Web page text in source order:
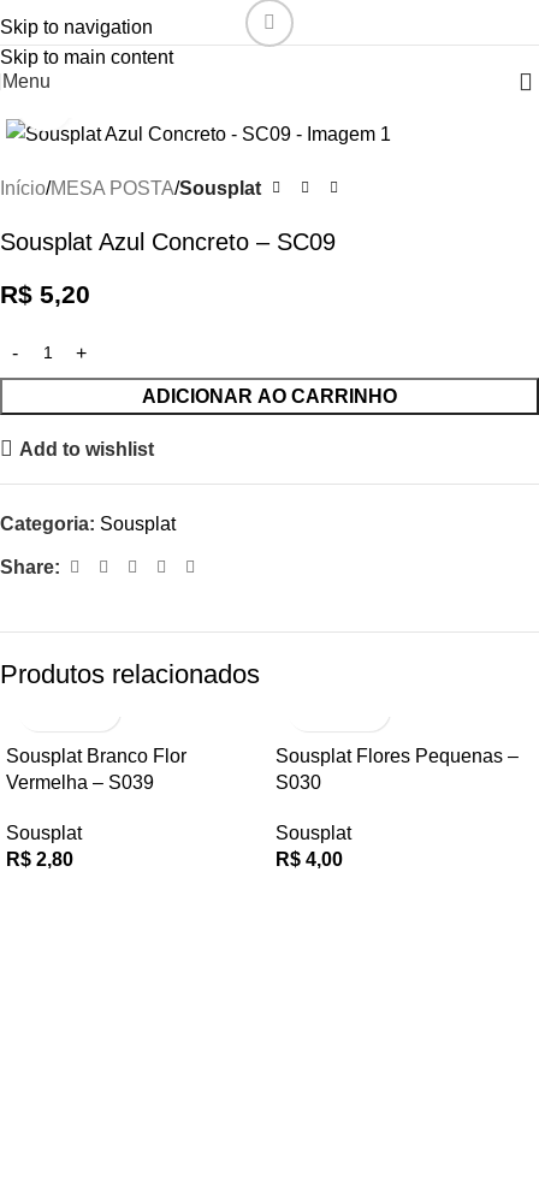
Skip to navigation
Skip to main content
Menu
Início MESA POSTA Sousplat
Sousplat Azul Concreto – SC09
R$ 5,20
ADICIONAR AO CARRINHO
Add to wishlist
Categoria: Sousplat
Share:
Produtos relacionados
Sousplat Branco Flor
Vermelha – S039
Sousplat
R$ 2,80
Sousplat Flores Pequenas –
S030
Sousplat
R$ 4,00